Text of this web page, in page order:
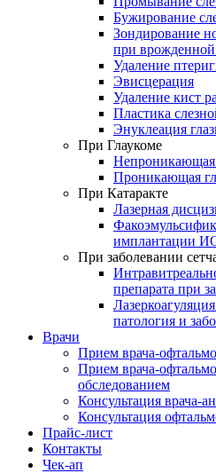
Бужирование
Зондирование
при
Удаление
Эвисцерация
Удаление кист
Пластика
Энуклеация
При Глаукоме
Непроникающая
Проникающая
При Катаракте
Лазерная
имплантации
При заболевании
препарата при
патология и
Врачи
Прием врача-
Прием врача-
обследованием
Консультация врача-
Консультация
Прайс-лист
Контакты
Чек-ап